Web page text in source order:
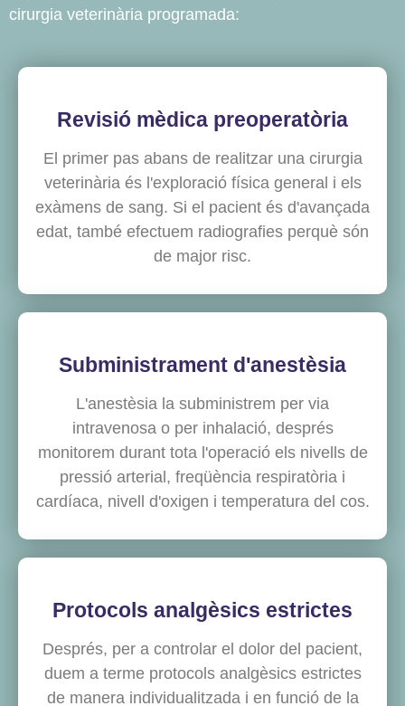
cirurgia veterinària programada:
Revisió mèdica preoperatòria
El primer pas abans de realitzar una cirurgia
veterinària és l'exploració física general i els
exàmens de sang. Si el pacient és d'avançada
edat, també efectuem radiografies perquè són
de major risc.
Subministrament d'anestèsia
L'anestèsia la subministrem per via
intravenosa o per inhalació, després
monitorem durant tota l'operació els nivells de
pressió arterial, freqüència respiratòria i
cardíaca, nivell d'oxigen i temperatura del cos.
Protocols analgèsics estrictes
Després, per a controlar el dolor del pacient,
duem a terme protocols analgèsics estrictes
de manera individualitzada i en funció de la